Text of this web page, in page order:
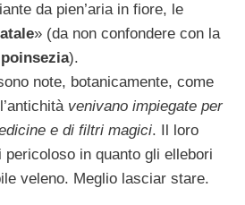
da pien’aria in fio­re, le
» (da non confondere con la
poinsezia).
note, botanica­mente, come
venivano impiegate per
e di filtri magici. Il loro
in quanto gli ellebori
veleno. Meglio la­sciar stare.